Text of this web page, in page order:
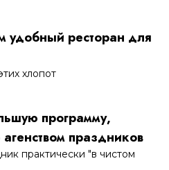
ресторан для
хлопот
программу,
праздников
практически "в чистом